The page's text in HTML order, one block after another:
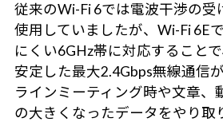
従来のWi-Fi 6では電波干渉の受
使用していましたが、Wi-Fi 6E
にくい6GHz帯に対応すること
安定した最大2.4Gbps無線通信
ラインミーティング時や文章、
の大きくなったデータをやり取